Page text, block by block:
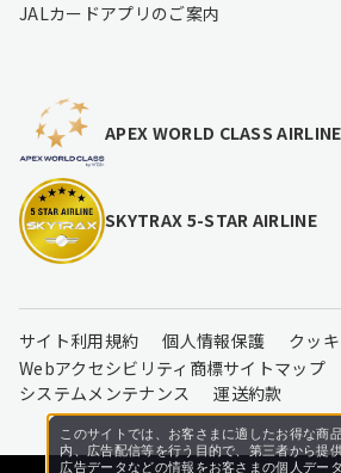
JALカードアプリのご案内
APEX WORLD CLASS AIRLINE
SKYTRAX 5-STAR AIRLINE
サイト利用規約 個人情報保護
クッ
Webアクセシビリティ 商標サイトマップ
システムメンテナンス
運送約款
このサイトでは、お客さまに適したお得な商
内、広告配信等を行う目的で、第三者から提
広告データなどの情報をお客さまの個人デー